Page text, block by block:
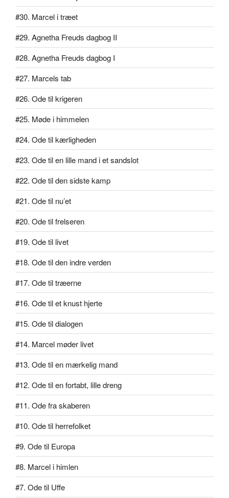
#30. Marcel i træet
#29. Agnetha Freuds dagbog II
#28. Agnetha Freuds dagbog I
#27. Marcels tab
#26. Ode til krigeren
#25. Møde i himmelen
#24. Ode til kærligheden
#23. Ode til en lille mand i et sandslot
#22. Ode til den sidste kamp
#21. Ode til nu’et
#20. Ode til frelseren
#19. Ode til livet
#18. Ode til den indre verden
#17. Ode til træerne
#16. Ode til et knust hjerte
#15. Ode til dialogen
#14. Marcel møder livet
#13. Ode til en mærkelig mand
#12. Ode til en fortabt, lille dreng
#11. Ode fra skaberen
#10. Ode til herrefolket
#9. Ode til Europa
#8. Marcel i himlen
#7. Ode til Uffe